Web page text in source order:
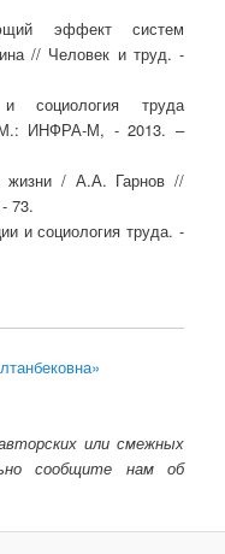
эффект систем
// Человек и труд. -
социология труда
М.: ИНФРА-М, - 2013. –
жизни / А.А. Гарнов //
73.
и социология труда. -
или смежных
сообщите нам об